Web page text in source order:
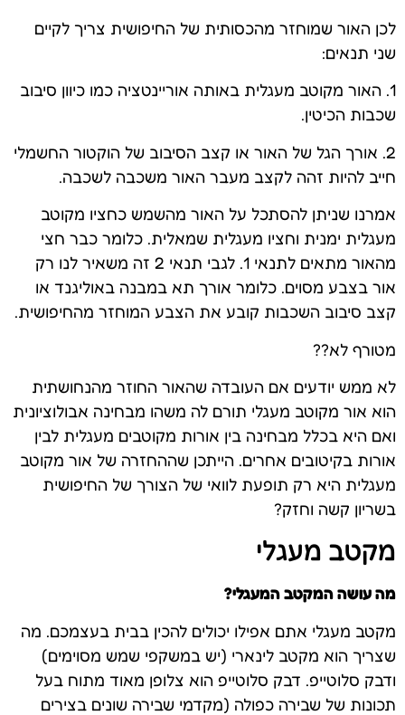
לכן האור שמוחזר מהכסותית של החיפושית צריך לקיים
שני תנאים:
1. האור מקוטב מעגלית באותה אוריינטציה כמו כיוון סיבוב
שכבות הכיטין.
2. אורך הגל של האור או קצב הסיבוב של הוקטור החשמלי
חייב להיות זהה לקצב מעבר האור משכבה לשכבה.
אמרנו שניתן להסתכל על האור מהשמש כחציו מקוטב
מעגלית ימנית וחציו מעגלית שמאלית. כלומר כבר חצי
מהאור מתאים לתנאי 1. לגבי תנאי 2 זה משאיר לנו רק
אור בצבע מסוים. כלומר אורך תא במבנה באוליגנד או
קצב סיבוב השכבות קובע את הצבע המוחזר מהחיפושית.
מטורף לא??
לא ממש יודעים אם העובדה שהאור החוזר מהנחושתית
הוא אור מקוטב מעגלי תורם לה משהו מבחינה אבולוציונית
ואם היא בכלל מבחינה בין אורות מקוטבים מעגלית לבין
אורות בקיטובים אחרים. הייתכן שההחזרה של אור מקוטב
מעגלית היא רק תופעת לוואי של הצורך של החיפושית
בשריון קשה וחזק?
מקטב מעגלי
מה עושה המקטב המעגלי?
מקטב מעגלי אתם אפילו יכולים להכין בבית בעצמכם. מה
שצריך הוא מקטב לינארי (יש במשקפי שמש מסוימים)
ודבק סלוטייפ. דבק סלוטייפ הוא צלופן מאוד מתוח בעל
תכונות של שבירה כפולה (מקדמי שבירה שונים בצירים